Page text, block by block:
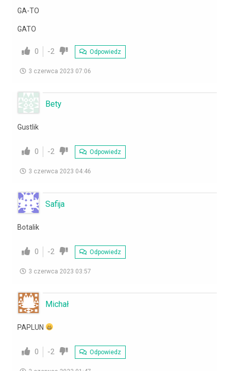
GA-TO
GATO
0 -2 Odpowiedz
3 czerwca 2023 07:06
Bety
Gustlik
0 -2 Odpowiedz
3 czerwca 2023 04:46
Safija
Botalik
0 -2 Odpowiedz
3 czerwca 2023 03:57
Michał
PAPLUN
0 -2 Odpowiedz